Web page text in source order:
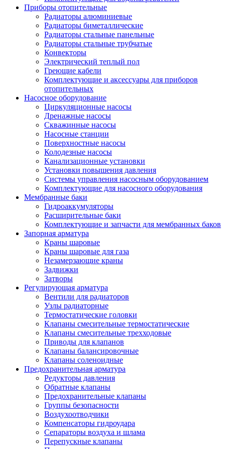
Приборы отопительные
Радиаторы алюминиевые
Радиаторы биметаллические
Радиаторы стальные панельные
Радиаторы стальные трубчатые
Конвекторы
Электрический теплый пол
Греющие кабели
Комплектующие и аксессуары для приборов
отопительных
Насосное оборудование
Циркуляционные насосы
Дренажные насосы
Скважинные насосы
Насосные станции
Поверхностные насосы
Колодезные насосы
Канализационные установки
Установки повышения давления
Системы управления насосным оборудованием
Комплектующие для насосного оборудования
Мембранные баки
Гидроаккумуляторы
Расширительные баки
Комплектующие и запчасти для мембранных баков
Запорная арматура
Краны шаровые
Краны шаровые для газа
Незамерзающие краны
Задвижки
Затворы
Регулирующая арматура
Вентили для радиаторов
Узлы радиаторные
Термостатические головки
Клапаны смесительные термостатические
Клапаны смесительные трехходовые
Приводы для клапанов
Клапаны балансировочные
Клапаны соленоидные
Предохранительная арматура
Редукторы давления
Обратные клапаны
Предохранительные клапаны
Группы безопасности
Воздухоотводчики
Компенсаторы гидроудара
Сепараторы воздуха и шлама
Перепускные клапаны